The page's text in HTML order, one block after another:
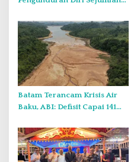
Administrasi dengan PWI
Pusat
Batam Terancam Krisis Air
Baku, ABI: Defisit Capai 141